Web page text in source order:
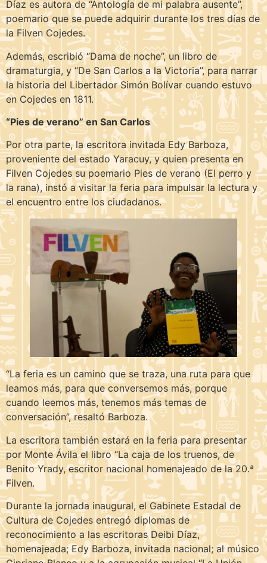
Díaz es autora de “Antología de mi palabra ausente”,
poemario que se puede adquirir durante los tres días de
la Filven Cojedes.
Además, escribió “Dama de noche”, un libro de
dramaturgia, y “De San Carlos a la Victoria”, para narrar
la historia del Libertador Simón Bolívar cuando estuvo
en Cojedes en 1811.
“Pies de verano” en San Carlos
Por otra parte, la escritora invitada Edy Barboza,
proveniente del estado Yaracuy, y quien presenta en
Filven Cojedes su poemario Pies de verano (El perro y
la rana), instó a visitar la feria para impulsar la lectura y
el encuentro entre los ciudadanos.
“La feria es un camino que se traza, una ruta para que
leamos más, para que conversemos más, porque
cuando leemos más, tenemos más temas de
conversación”, resaltó Barboza.
La escritora también estará en la feria para presentar
por Monte Ávila el libro “La caja de los truenos, de
Benito Yrady, escritor nacional homenajeado de la 20.ª
Filven.
Durante la jornada inaugural, el Gabinete Estadal de
Cultura de Cojedes entregó diplomas de
reconocimiento a las escritoras Deibi Díaz,
homenajeada; Edy Barboza, invitada nacional; al músico